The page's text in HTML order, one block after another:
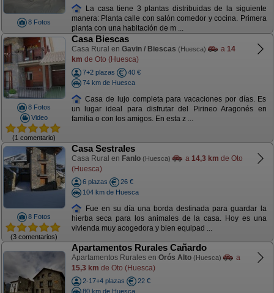
8 Fotos
La casa tiene 3 plantas distribuidas de la siguiente
manera: Planta calle con salón comedor y cocina. Primera
planta con una habitación de m ...
8 Fotos
Video
(1 comentario)
Casa Biescas
Casa Rural en Gavin / Biescas (Huesca) a 14
km de Oto (Huesca)
7+2 plazas
40 €
74 km de Huesca
Casa de lujo completa para vacaciones por días. Es
un lugar ideal para disfrutar del Pirineo Aragonés en
familia o con los amigos. En esta z ...
8 Fotos
(3 comentarios)
Casa Sestrales
Casa Rural en Fanlo (Huesca) a 14,3 km de Oto
(Huesca)
6 plazas
26 €
104 km de Huesca
Fue en su día una borda destinada para guardar la
hierba seca para los animales de la casa. Hoy es una
vivienda muy acogedora y bien equipad ...
Apartamentos Rurales Cañardo
Apartamentos Rurales en Orós Alto (Huesca)
a
15,3 km de Oto (Huesca)
2-17+4 plazas
22 €
80 km de Huesca